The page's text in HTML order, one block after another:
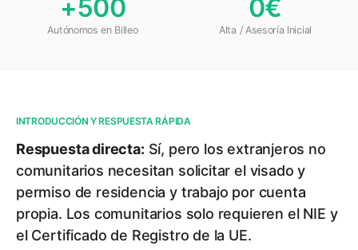
+500
Autónomos en Billeo
0€
Alta / Asesoría Inicial
INTRODUCCIÓN Y RESPUESTA RÁPIDA
Respuesta directa: Sí, pero los extranjeros no
comunitarios necesitan solicitar el visado y
permiso de residencia y trabajo por cuenta
propia. Los comunitarios solo requieren el NIE y
el Certificado de Registro de la UE.